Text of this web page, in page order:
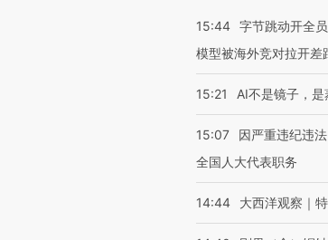
15:44 字节跳动开全
模型被海外竞对拉开差
15:21 AI不是镜子，是
15:07
因严重违纪违
全国人大代表职务
14:44 大西洋观察｜